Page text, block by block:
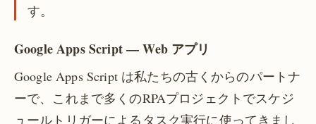
す。
Google Apps Script — Web アプリ
Google Apps Script は私たちの古くからのパートナ
ーで、これまで多くのRPAプロジェクトでスケジ
ュールトリガーによるタスク実行に使ってきまし